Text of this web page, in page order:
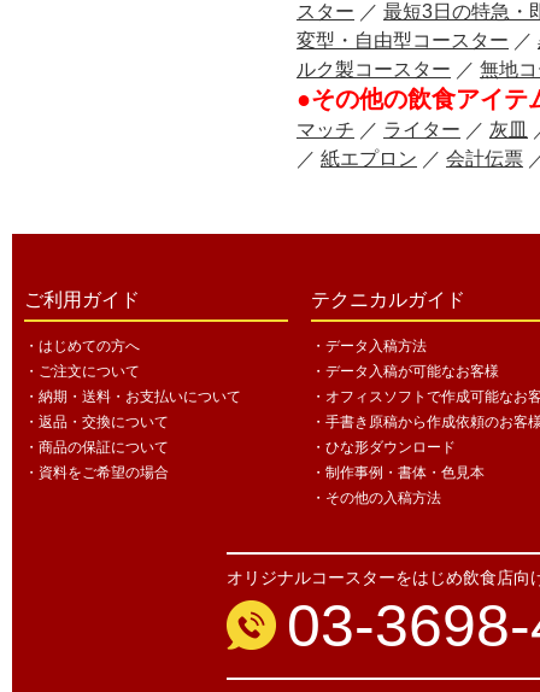
スター ／ 最短3日の特急・
変型・自由型コースター ／
ルク製コースター ／ 無地
●その他の飲食アイテ
マッチ ／ ライター ／ 灰皿
／ 紙エプロン ／ 会計伝票
ご利用ガイド
・はじめての方へ
・ご注文について
・納期・送料・お支払いについて
・返品・交換について
・商品の保証について
・資料をご希望の場合
テクニカルガイド
・データ入稿方法
・データ入稿が可能なお客様
・オフィスソフトで作成可能なお
・手書き原稿から作成依頼のお客
・ひな形ダウンロード
・制作事例・書体・色見本
・その他の入稿方法
オリジナルコースターをはじめ飲食店
03-